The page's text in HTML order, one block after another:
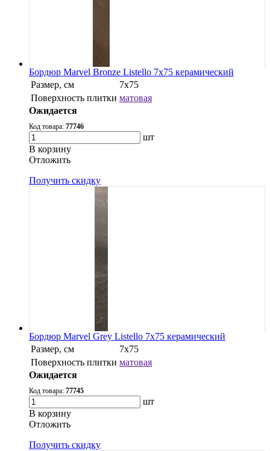
Бордюр Marvel Bronze Listello 7x75 керамический
Размер, см
7x75
Поверхность плитки матовая
Ожидается
Код товара: 77746
шт
В корзину
Oтложить
Получить скидку
Бордюр Marvel Grey Listello 7x75 керамический
Размер, см
7x75
Поверхность плитки матовая
Ожидается
Код товара: 77745
шт
В корзину
Oтложить
Получить скидку